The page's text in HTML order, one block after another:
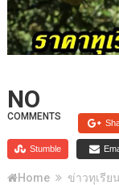
NO
COMMENTS
Stumble
Home ข่าวทุเรียน